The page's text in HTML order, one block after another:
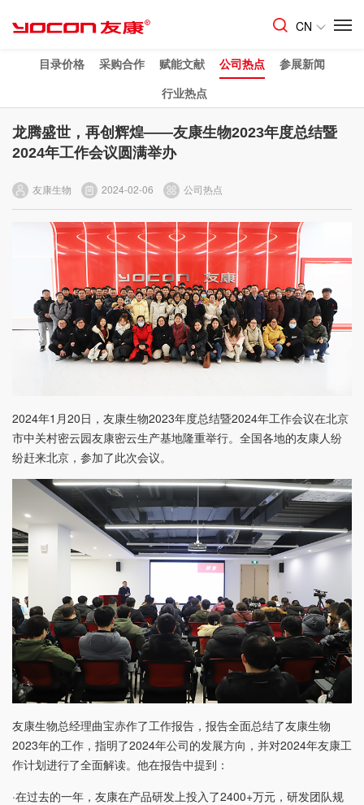
CN
目录价格 采购合作 赋能文献 公司热点
参展新闻
行业热点
龙腾盛世，再创辉煌——友康生物2023年度总结暨
2024年工作会议圆满举办
友康生物 2024-02-06 公司热点
2024年1月20日，友康生物2023年度总结暨2024年工作会议在北京
市中关村密云园友康密云生产基地隆重举行。全国各地的友康人纷
纷赶来北京，参加了此次会议。
友康生物总经理曲宝赤作了工作报告，报告全面总结了友康生物
2023年的工作，指明了2024年公司的发展方向，并对2024年友康工
作计划进行了全面解读。他在报告中提到：
·在过去的一年，友康在产品研发上投入了2400+万元，研发团队规